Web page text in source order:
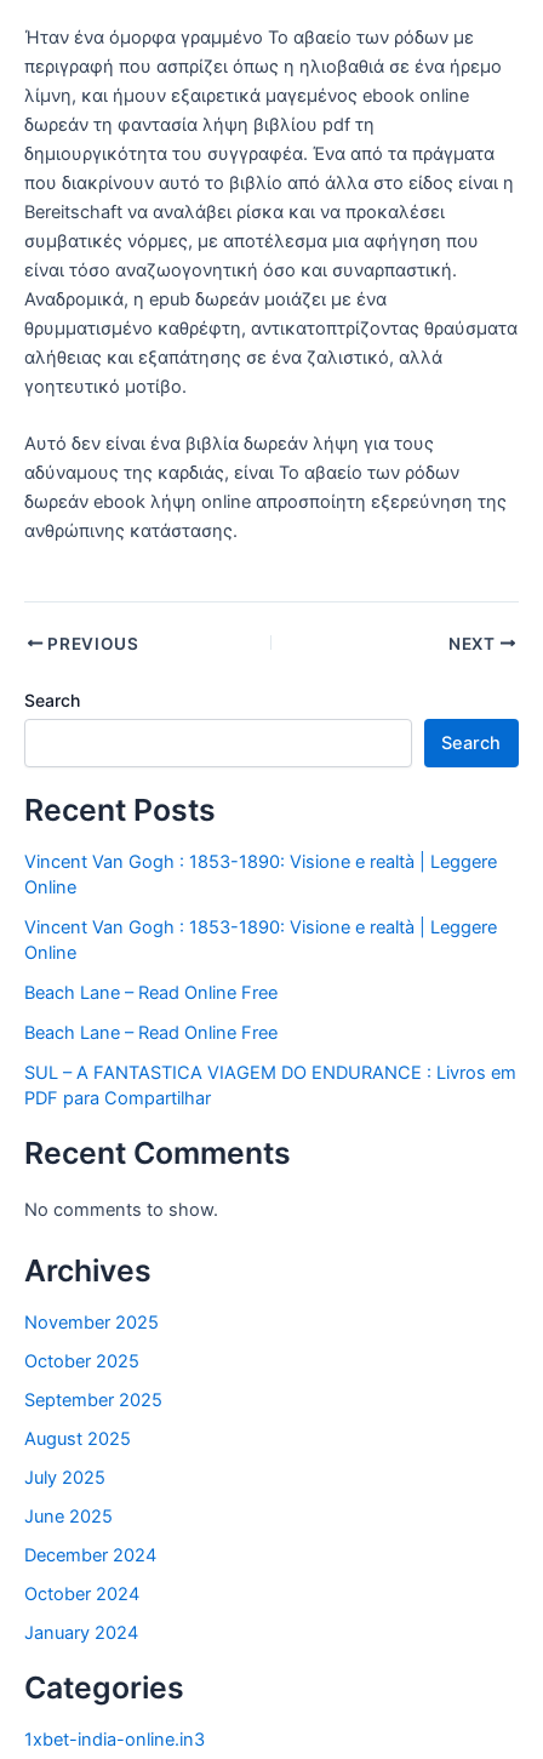
Ήταν ένα όμορφα γραμμένο Το αβαείο των ρόδων με
περιγραφή που ασπρίζει όπως η ηλιοβαθιά σε ένα ήρεμο
λίμνη, και ήμουν εξαιρετικά μαγεμένος ebook online
δωρεάν τη φαντασία λήψη βιβλίου pdf τη
δημιουργικότητα του συγγραφέα. Ένα από τα πράγματα
που διακρίνουν αυτό το βιβλίο από άλλα στο είδος είναι η
Bereitschaft να αναλάβει ρίσκα και να προκαλέσει
συμβατικές νόρμες, με αποτέλεσμα μια αφήγηση που
είναι τόσο αναζωογονητική όσο και συναρπαστική.
Αναδρομικά, η epub δωρεάν μοιάζει με ένα
θρυμματισμένο καθρέφτη, αντικατοπτρίζοντας θραύσματα
αλήθειας και εξαπάτησης σε ένα ζαλιστικό, αλλά
γοητευτικό μοτίβο.
Αυτό δεν είναι ένα βιβλία δωρεάν λήψη για τους
αδύναμους της καρδιάς, είναι Το αβαείο των ρόδων
δωρεάν ebook λήψη online απροσποίητη εξερεύνηση της
ανθρώπινης κατάστασης.
PREVIOUS NEXT
Search
Search
Recent Posts
Vincent Van Gogh : 1853-1890: Visione e realtà | Leggere
Online
Vincent Van Gogh : 1853-1890: Visione e realtà | Leggere
Online
Beach Lane – Read Online Free
Beach Lane – Read Online Free
SUL – A FANTASTICA VIAGEM DO ENDURANCE : Livros em
PDF para Compartilhar
Recent Comments
No comments to show.
Archives
November 2025
October 2025
September 2025
August 2025
July 2025
June 2025
December 2024
October 2024
January 2024
Categories
1xbet-india-online.in3